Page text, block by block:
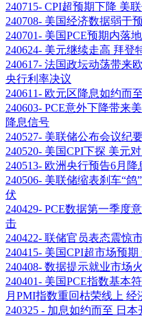
240715- CPI超预期下降 美
240708- 美国经济数据弱于
240701- 美国PCE预期内落
240624- 美元继续走高 拜登
240617- 法国政坛动荡带来
央行利率决议
240611- 欧元区降息如约而
240603- PCE意外下降带来
降息信号
240527- 美联储公布会议纪
240520- 美国CPI下探 美元
240513- 欧洲央行预告6月
240506- 美联储缩表刹车“
伏
240429- PCE数据第一季度
击
240422- 联储官员表态震惊
240415- 美国CPI超市场预
240408- 数据提示就业市场
240401- 美国PCE指数基本
月PMI指数重回枯荣线上 经
240325 - 加息如约而至 日